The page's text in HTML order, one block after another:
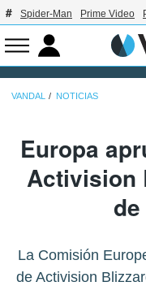
Spider-Man Prime Video
VANDAL NOTICIAS
Europa
Activision
La Comisión
de Activision